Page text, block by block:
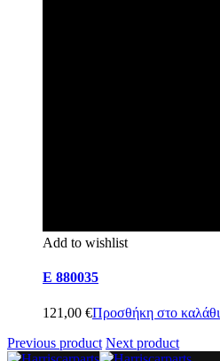
Add to wishlist
E 880035
121,00 €Προσθήκη στο καλάθι
Previous product Next product